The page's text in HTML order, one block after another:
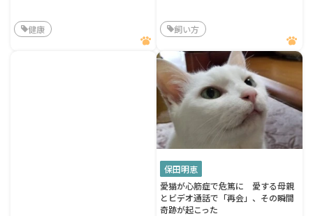
健康 飼い方
保田明恵
愛猫が心筋症で危篤に 愛する母親
とビデオ通話で「再会」、その瞬間
奇跡が起こった